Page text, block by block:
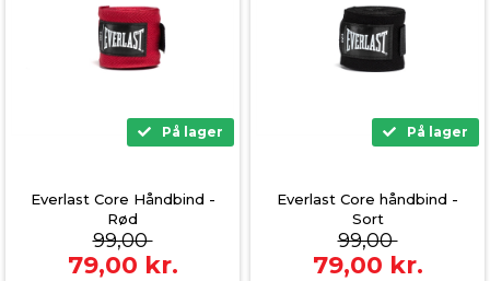
På lager
Everlast Core Håndbind -
Rød
99,00
79,00 kr.
På lager
Everlast Core håndbind -
Sort
99,00
79,00 kr.